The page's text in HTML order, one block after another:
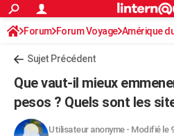
ACTUALITÉS
Politique
Société
Faits Divers
Education
Monde
Villes
+
Programme TV
Streaming
Sorties cinéma
FINANCE
Retraite
Impôts
Epargne
Immobilier
Risques naturels par ville
Banque
Assurance
Crédit
AUTO
Forum Forum Voyage Amérique
Sujet Précédent
Que vaut-il mieux
pesos ? Quels sont les
Utilisateur anonyme- Modifié le